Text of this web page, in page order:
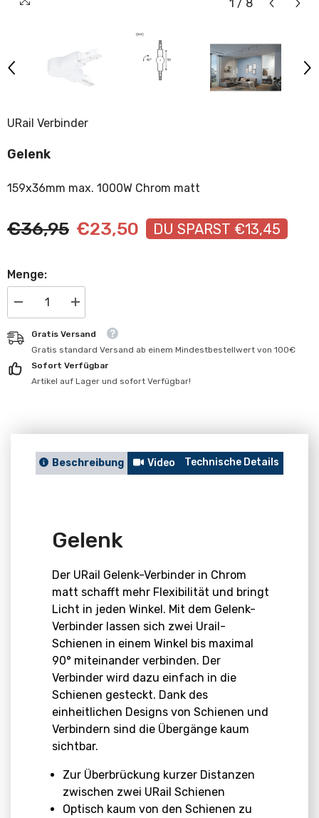
1 / 8
URail Verbinder
Gelenk
159x36mm max. 1000W Chrom matt
€36,95 €23,50 DU SPARST €13,45
Menge:
verringern
Gelenk
Menge
erhöhen
Gelenk
Gratis Versand
Gratis standard Versand ab einem Mindestbestellwert von 100€
Sofort Verfügbar
Artikel auf Lager und sofort Verfügbar!
Beschreibung Video Technische Details
Gelenk
Der URail Gelenk-Verbinder in Chrom
matt schafft mehr Flexibilität und bringt
Licht in jeden Winkel. Mit dem Gelenk-
Verbinder lassen sich zwei Urail-
Schienen in einem Winkel bis maximal
90° miteinander verbinden. Der
Verbinder wird dazu einfach in die
Schienen gesteckt. Dank des
einheitlichen Designs von Schienen und
Verbindern sind die Übergänge kaum
sichtbar.
Zur Überbrückung kurzer Distanzen
zwischen zwei URail Schienen
Optisch kaum von den Schienen zu